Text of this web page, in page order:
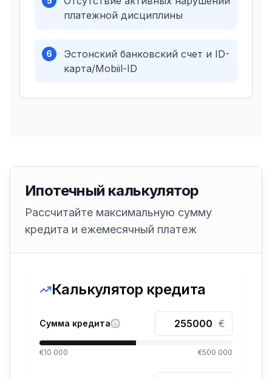
платежной дисциплины
6
Эстонский банковский счет и ID-
карта/Mobiil-ID
Ипотечный калькулятор
Рассчитайте максимальную сумму
кредита и ежемесячный платеж
Калькулятор кредита
Сумма кредита €
€10 000 €500 000